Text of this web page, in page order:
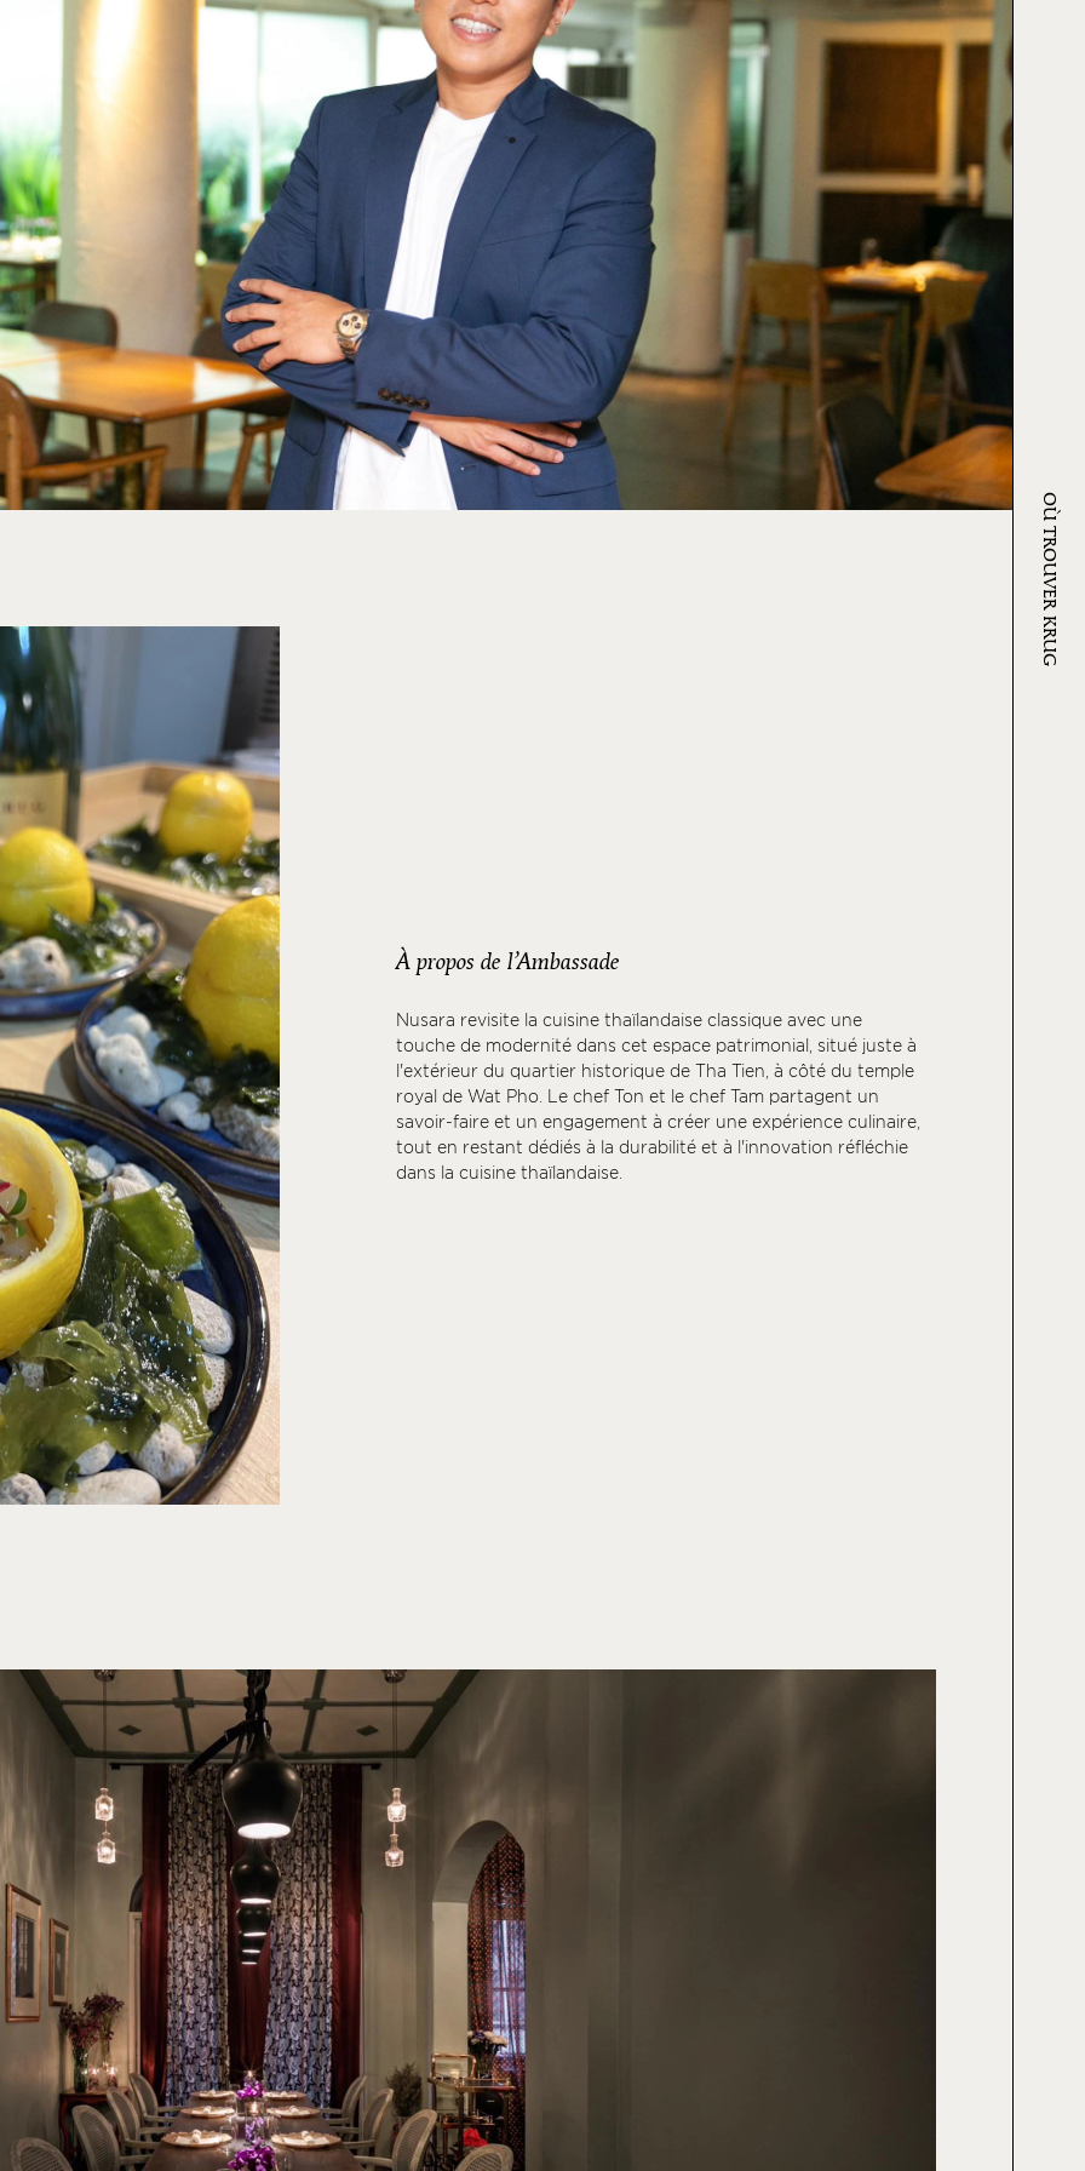
OÙ TROUVER KRUG
À propos de l’Ambassade
Nusara revisite la cuisine thaïlandaise classique avec une
touche de modernité dans cet espace patrimonial, situé juste à
l'extérieur du quartier historique de Tha Tien, à côté du temple
royal de Wat Pho. Le chef Ton et le chef Tam partagent un
savoir-faire et un engagement à créer une expérience culinaire,
tout en restant dédiés à la durabilité et à l'innovation réfléchie
dans la cuisine thaïlandaise.